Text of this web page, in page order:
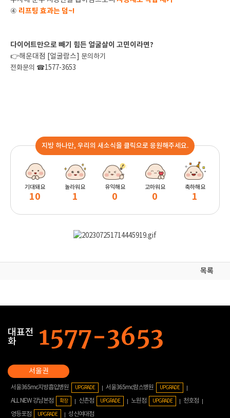
④ 리프팅 효과는 덤~!
다이어트만으로 빼기 힘든 얼굴살이 고민이라면?
👉해운대점 [얼굴람스] 문의하기
전화문의 ☎1577-3653
지방 하나만, 우리의 새소식을 클릭으로 응원해주세요.
기대돼요
10
놀라워요
1
유익해요
0
고마워요
0
축하해요
1
목록
대표전
화
서울365mc지방흡입병원 UPGRADE 서울365mc람스병원 UPGRADE
ALL NEW 강남본점 확장 신촌점 UPGRADE 노원점 UPGRADE
천호점
영등포점
UPGRADE 성신여대점